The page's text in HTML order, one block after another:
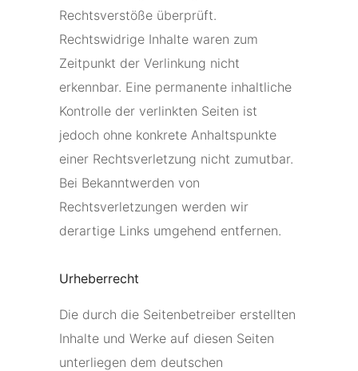
Rechtsverstöße überprüft.
Rechtswidrige Inhalte waren zum
Zeitpunkt der Verlinkung nicht
erkennbar. Eine permanente inhaltliche
Kontrolle der verlinkten Seiten ist
jedoch ohne konkrete Anhaltspunkte
einer Rechtsverletzung nicht zumutbar.
Bei Bekanntwerden von
Rechtsverletzungen werden wir
derartige Links umgehend entfernen.
Urheberrecht
Die durch die Seitenbetreiber erstellten
Inhalte und Werke auf diesen Seiten
unterliegen dem deutschen